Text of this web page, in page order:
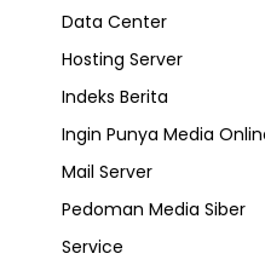
Data Center
Hosting Server
Indeks Berita
Ingin Punya Media
Mail Server
Pedoman Media Siber
Service